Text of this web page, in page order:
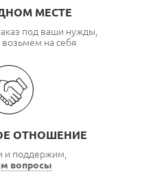
МЕСТЕ
под ваши нужды,
возьмем на себя
ОТНОШЕНИЕ
и поддержим,
вопросы